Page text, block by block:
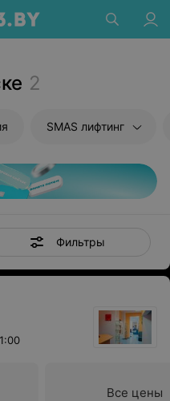
2
SMAS лифтинг
Фильтры
Все цены